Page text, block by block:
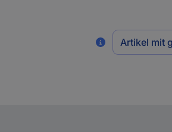
Artikel mit